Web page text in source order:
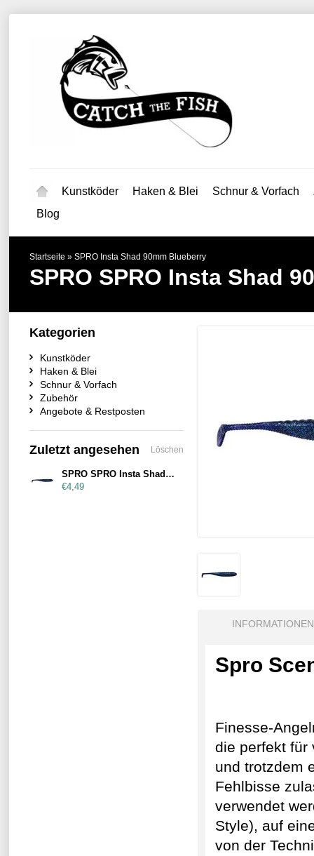
Kunstköder Haken & Blei Schnur & Vorfach
Blog
Startseite » SPRO Insta Shad 90mm Blueberry
SPRO SPRO Insta Shad
INFORMATIONEN
Spro
Finesse-
die perfekt für
und trotzdem
Fehlbisse
verwendet
Style), auf
von der
Kategorien
Kunstköder
Haken & Blei
Schnur & Vorfach
Zubehör
Angebote & Restposten
Zuletzt angesehen Löschen
SPRO SPRO Insta Shad 90mm Blueberry
€4,49